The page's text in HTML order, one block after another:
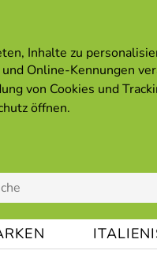
Inhalte zu
Online-Kennungen
von Cookies und
öffnen.